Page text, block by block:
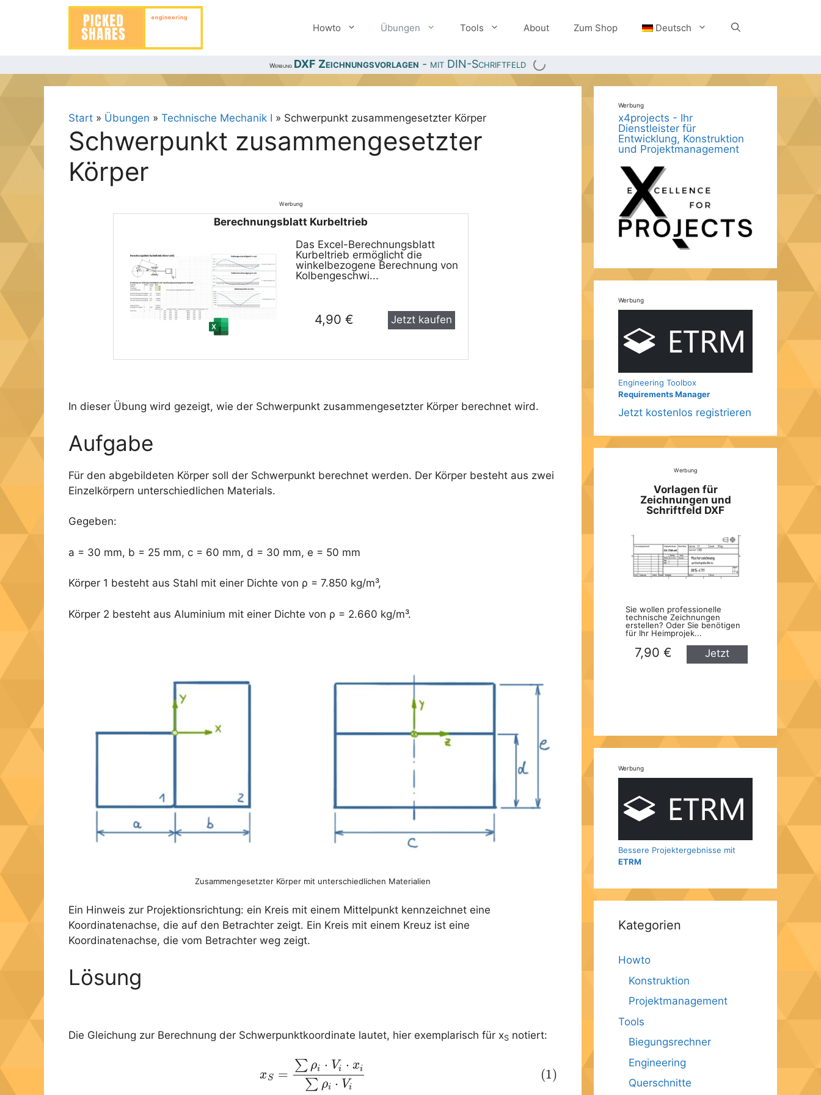
Howto Übungen Tools About Zum Shop Deutsch
Werbung DXF Zeichnungsvorlagen - mit DIN-Schriftfeld
Start » Übungen » Technische Mechanik I » Schwerpunkt zusammengesetzter Körper
Schwerpunkt zusammengesetzter
Körper
Werbung
Berechnungsblatt Kurbeltrieb
Das Excel-Berechnungsblatt
Kurbeltrieb ermöglicht die
winkelbezogene Berechnung von
Kolbengeschwi...
4,90 € Jetzt kaufen
In dieser Übung wird gezeigt, wie der Schwerpunkt zusammengesetzter Körper berechnet wird.
Aufgabe
Für den abgebildeten Körper soll der Schwerpunkt berechnet werden. Der Körper besteht aus zwei
Einzelkörpern unterschiedlichen Materials.
Gegeben:
a = 30 mm, b = 25 mm, c = 60 mm, d = 30 mm, e = 50 mm
Körper 1 besteht aus Stahl mit einer Dichte von ρ = 7.850 kg/m³,
Körper 2 besteht aus Aluminium mit einer Dichte von ρ = 2.660 kg/m³.
Zusammengesetzter Körper mit unterschiedlichen Materialien
Ein Hinweis zur Projektionsrichtung: ein Kreis mit einem Mittelpunkt kennzeichnet eine
Koordinatenachse, die auf den Betrachter zeigt. Ein Kreis mit einem Kreuz ist eine
Koordinatenachse, die vom Betrachter weg zeigt.
Lösung
Die Gleichung zur Berechnung der Schwerpunktkoordinate lautet, hier exemplarisch für xS notiert:
xS =
∑ ρi ⋅ Vi ⋅ xi
∑ ρi ⋅ Vi
(1)
∑ ρi ⋅V ⋅x i∑ρi Vi
Werbung
x4projects - Ihr
Dienstleister für
Entwicklung, Konstruktion
und Projektmanagement
Werbung
Engineering Toolbox
Requirements Manager
Jetzt kostenlos registrieren
Werbung
Vorlagen für
Zeichnungen und
Schriftfeld DXF
Sie wollen professionelle
technische Zeichnungen
erstellen? Oder Sie benötigen
für Ihr Heimprojek...
7,90 €
Jetzt
Werbung
Bessere Projektergebnisse mit
ETRM
Kategorien
Howto
Konstruktion
Projektmanagement
Tools
Biegungsrechner
Engineering
Querschnitte